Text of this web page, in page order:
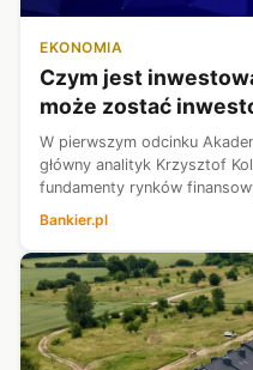
EKONOMIA
Czym jest
może zostać
W pierwszym odcinku
główny analityk Krzysztof
fundamenty rynków
podstawowe pytania: czym
robimy i kim tak naprawdę
Bankier.pl